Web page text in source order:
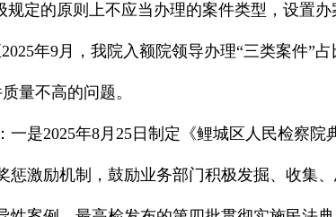
规定的原则上不应当办理的案件类型，设置
年9月，我院入额院领导办理“三类案件”占
量不高的问题。
一是2025年8月25日制定《鲤城区人民检察
惩激励机制，鼓励业务部门积极发掘、收集